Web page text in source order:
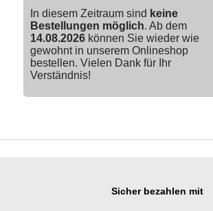
In diesem Zeitraum sind keine
Bestellungen möglich. Ab dem
14.08.2026können Sie wieder wie
gewohnt in unserem Onlineshop
bestellen. Vielen Dank für Ihr
Verständnis!
Sicher bezahlen mit